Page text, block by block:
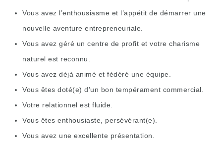
Vous avez l’enthousiasme et l’appétit de démarrer une
nouvelle aventure entrepreneuriale.
Vous avez géré un centre de profit et votre charisme
naturel est reconnu.
Vous avez déjà animé et fédéré une équipe.
Vous êtes doté(e) d’un bon tempérament commercial.
Votre relationnel est fluide.
Vous êtes enthousiaste, persévérant(e).
Vous avez une excellente présentation.